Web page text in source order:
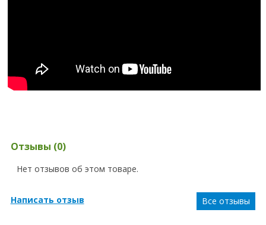
Отзывы (0)
Нет отзывов об этом товаре.
Написать отзыв Все отзывы